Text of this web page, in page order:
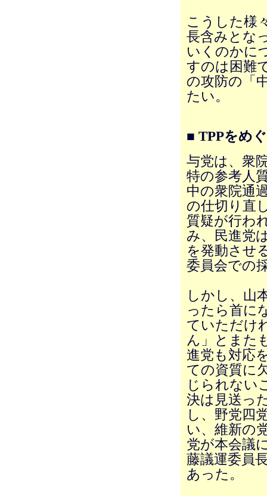
こうした様
長含みとな
いくのかに
すのは困難
の攻防の「
たい。
■ TPPをめ
与党は、衆
特の参考人
中の衆院通
の仕切り直
質疑が行わ
み、民進党
を発動させ
委員会での
しかし、山
ったら首に
ていただけ
ん」とまた
進党も対応
ての資質に
じられない
決は見送っ
し、野党四
い、維新の
党が本会議
藤議運委員
あった。